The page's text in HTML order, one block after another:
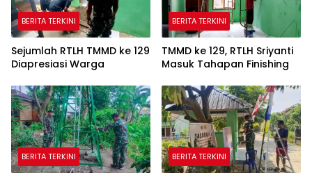
BERITA TERKINI
Sejumlah RTLH TMMD ke 129
Diapresiasi Warga
BERITA TERKINI
TMMD ke 129, RTLH Sriyanti
Masuk Tahapan Finishing
BERITA TERKINI BERITA TERKINI